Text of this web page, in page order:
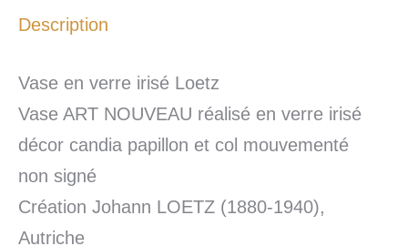
Description
Vase en verre irisé Loetz
Vase ART NOUVEAU réalisé en verre irisé
décor candia papillon et col mouvementé
non signé
Création Johann LOETZ (1880-1940),
Autriche